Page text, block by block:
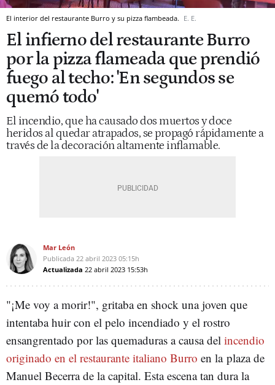
El interior del restaurante Burro y su pizza flambeada. E. E.
El infierno del restaurante Burro
por la pizza flameada que prendió
fuego al techo: 'En segundos se
quemó todo'
El incendio, que ha causado dos muertos y doce
heridos al quedar atrapados, se propagó rápidamente a
través de la decoración altamente inflamable.
Mar León
Publicada 22 abril 2023 05:15h
Actualizada 22 abril 2023 15:53h
"¡Me voy a morir!", gritaba en shock una joven que
intentaba huir con el pelo incendiado y el rostro
ensangrentado por las quemaduras a causa del incendio
originado en el restaurante italiano Burro en la plaza de
Manuel Becerra de la capital. Esta escena tan dura la